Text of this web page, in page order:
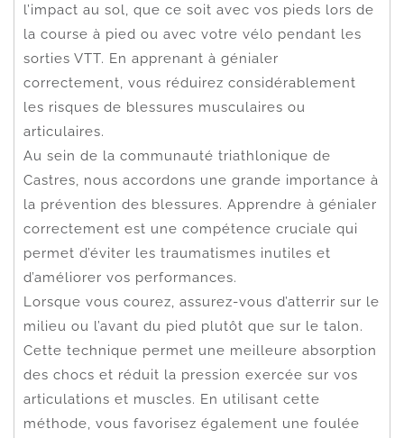
l’impact au sol, que ce soit avec vos pieds lors de
la course à pied ou avec votre vélo pendant les
sorties VTT. En apprenant à génialer
correctement, vous réduirez considérablement
les risques de blessures musculaires ou
articulaires.
Au sein de la communauté triathlonique de
Castres, nous accordons une grande importance à
la prévention des blessures. Apprendre à génialer
correctement est une compétence cruciale qui
permet d’éviter les traumatismes inutiles et
d’améliorer vos performances.
Lorsque vous courez, assurez-vous d’atterrir sur le
milieu ou l’avant du pied plutôt que sur le talon.
Cette technique permet une meilleure absorption
des chocs et réduit la pression exercée sur vos
articulations et muscles. En utilisant cette
méthode, vous favorisez également une foulée